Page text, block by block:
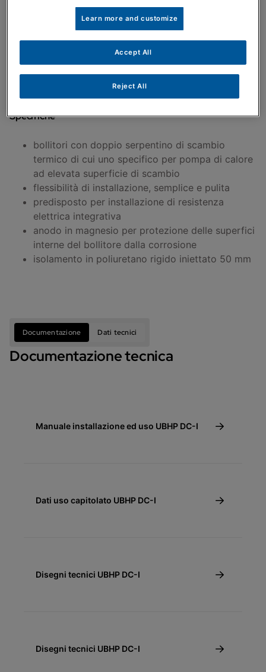
Installazione facile
Grazie alle predisposizioni idrauliche
Specifiche
bollitori con doppio serpentino di scambio
termico di cui uno specifico per pompa di calore
ad elevata superficie di scambio
flessibilità di installazione, semplice e pulita
predisposto per installazione di resistenza
elettrica integrativa
anodo in magnesio per protezione delle superfici
interne del bollitore dalla corrosione
isolamento in poliuretano rigido iniettato 50 mm
Documentazione Dati tecnici
Documentazione tecnica
Manuale installazione ed uso UBHP DC-I
Dati uso capitolato UBHP DC-I
Disegni tecnici UBHP DC-I
Disegni tecnici UBHP DC-I
Learn more and customize
Reject All
Accept All